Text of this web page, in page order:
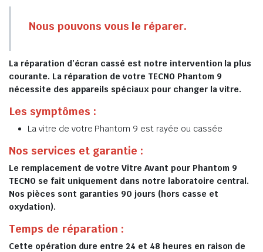
Nous pouvons vous le réparer.
La réparation d’écran cassé est notre intervention la plus
courante. La réparation de votre TECNO Phantom 9
nécessite des appareils spéciaux pour changer la vitre.
Les symptômes :
La vitre de votre Phantom 9 est rayée ou cassée
Nos services et garantie :
Le remplacement de votre Vitre Avant pour Phantom 9
TECNO se fait uniquement dans notre laboratoire central.
Nos pièces sont garanties 90 jours (hors casse et
oxydation).
Temps de réparation :
Cette opération dure entre 24 et 48 heures en raison de